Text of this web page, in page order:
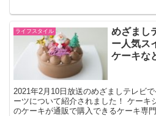
ライフスタイル
めざまし
ー人気ス
ケーキな
2021年2月10日放送のめざましテレビ
ーツについて紹介されました！ ケーキ
のケーキが通販で購入できるケーキ専